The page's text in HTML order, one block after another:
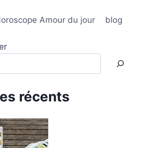
Amour du jour blog
récents